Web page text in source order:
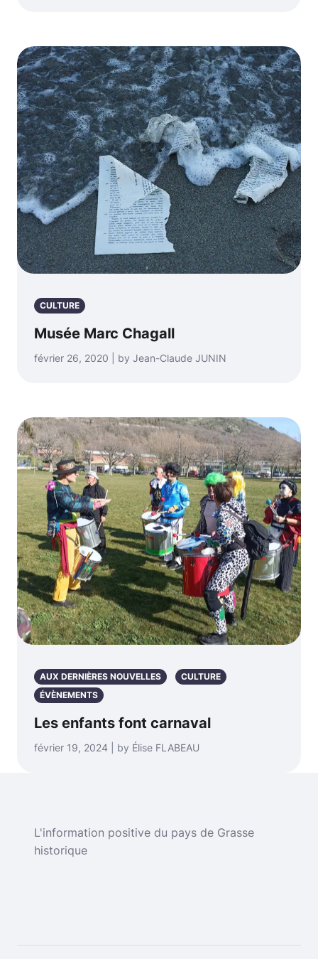
CULTURE
Musée Marc Chagall
février 26, 2020 | by Jean-Claude JUNIN
AUX DERNIÈRES NOUVELLES
CULTURE
ÉVÈNEMENTS
Les enfants font carnaval
février 19, 2024 | by Élise FLABEAU
L'information positive du pays de Grasse
historique